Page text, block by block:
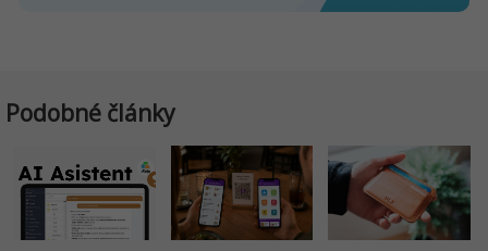
Podobné články